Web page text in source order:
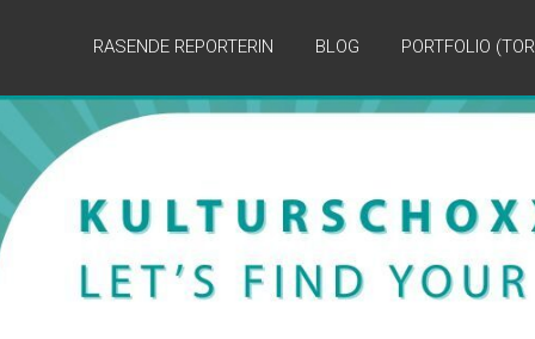
RASENDE REPORTERIN BLOG PORTFOLIO